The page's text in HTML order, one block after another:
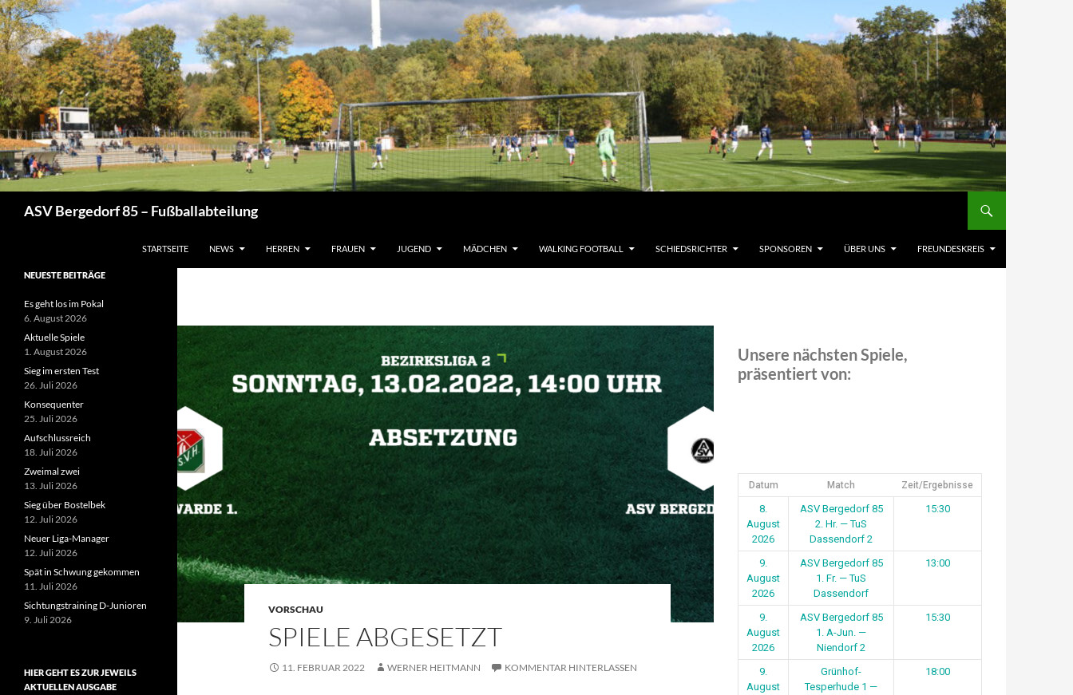
Zum
Inhalt
springen
ASV Bergedorf 85 – Fußballabteilung
STARTSEITE NEWS HERREN FRAUEN JUGEND MÄDCHEN WALKING FOOTBALL SCHIEDSRICHTER SPONSOREN ÜBER UNS FREUNDESKREIS
VORSCHAU
SPIELE ABGESETZT
11. FEBRUAR 2022 WERNER HEITMANN KOMMENTAR HINTERLASSEN
Unsere nächsten Spiele,
präsentiert von:
Datum Match Zeit/Ergebnisse
8.
August
2026
ASV Bergedorf 85
2. Hr. — TuS
Dassendorf 2
15:30
9.
August
2026
ASV Bergedorf 85
1. Fr. — TuS
Dassendorf
13:00
9.
August
2026
ASV Bergedorf 85
1. A-Jun. —
Niendorf 2
15:30
9.
August
Grünhof-
Tesperhude 1 —
18:00
NEUESTE BEITRÄGE
Es geht los im Pokal
6. August 2026
Aktuelle Spiele
1. August 2026
Sieg im ersten Test
26. Juli 2026
Konsequenter
25. Juli 2026
Aufschlussreich
18. Juli 2026
Zweimal zwei
13. Juli 2026
Sieg über Bostelbek
12. Juli 2026
Neuer Liga-Manager
12. Juli 2026
Spät in Schwung gekommen
11. Juli 2026
Sichtungstraining D-Junioren
9. Juli 2026
HIER GEHT ES ZUR JEWEILS
AKTUELLEN AUSGABE